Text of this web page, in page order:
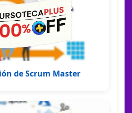
de Scrum Master